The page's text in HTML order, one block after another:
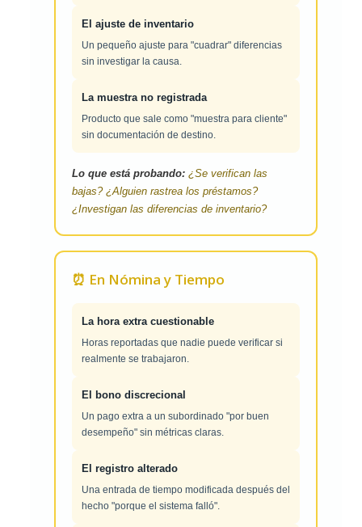
El ajuste de inventario
Un pequeño ajuste para "cuadrar" diferencias
sin investigar la causa.
La muestra no registrada
Producto que sale como "muestra para cliente"
sin documentación de destino.
Lo que está probando: ¿Se verifican las
bajas? ¿Alguien rastrea los préstamos?
¿Investigan las diferencias de inventario?
⏰ En Nómina y Tiempo
La hora extra cuestionable
Horas reportadas que nadie puede verificar si
realmente se trabajaron.
El bono discrecional
Un pago extra a un subordinado "por buen
desempeño" sin métricas claras.
El registro alterado
Una entrada de tiempo modificada después del
hecho "porque el sistema falló".